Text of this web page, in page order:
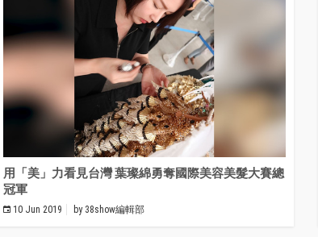
用「美」力看見台灣 葉璨綿勇奪國際美容美髮大賽總
冠軍
10 Jun 2019 by 38show編輯部